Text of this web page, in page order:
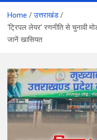
Home
उत्तराखंड
‘ट्रिपल लेयर’ रणनीति से चुनावी
जानें खासियत